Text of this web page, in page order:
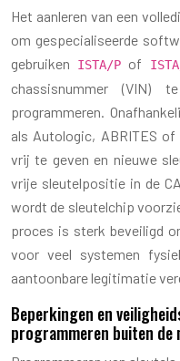
Het aanleren van een
om gespecialiseerde
gebruiken
ISTA/P of
chassisnummer
programmeren.
als Autologic, ABRITES
vrij te geven en nieuwe
vrije sleutelpositie in de
wordt de sleutelchip
proces is sterk beveiligd
voor veel systemen
aantoonbare legitimatie
Beperkingen en
programmeren buiten de